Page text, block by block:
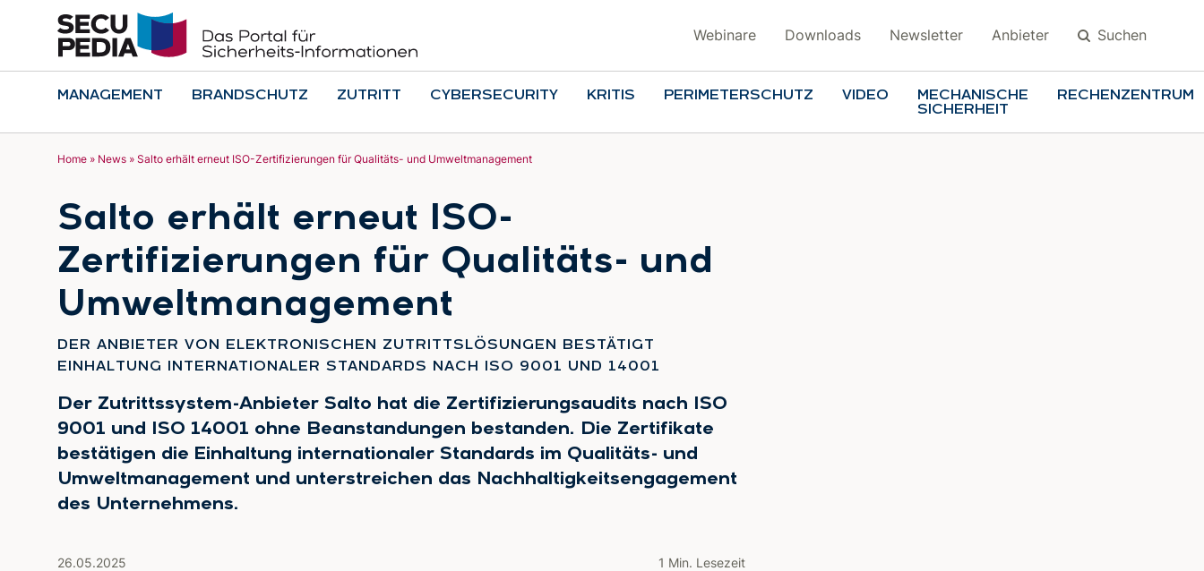
Webinare Downloads Newsletter Anbieter Suchen
MANAGEMENT BRANDSCHUTZ ZUTRITT CYBERSECURITY KRITIS PERIMETERSCHUTZ VIDEO
MECHANISCHE
SICHERHEIT
RECHENZENTRUM
Home » News » Salto erhält erneut ISO-Zertifizierungen für Qualitäts- und Umweltmanagement
Salto erhält erneut ISO-
Zertifizierungen für Qualitäts- und
Umweltmanagement
DER ANBIETER VON ELEKTRONISCHEN ZUTRITTSLÖSUNGEN BESTÄTIGT
EINHALTUNG INTERNATIONALER STANDARDS NACH ISO 9001 UND 14001
Der Zutrittssystem-Anbieter Salto hat die Zertifizierungsaudits nach ISO
9001 und ISO 14001 ohne Beanstandungen bestanden. Die Zertifikate
bestätigen die Einhaltung internationaler Standards im Qualitäts- und
Umweltmanagement und unterstreichen das Nachhaltigkeitsengagement
des Unternehmens.
26.05.2025 1 Min. Lesezeit